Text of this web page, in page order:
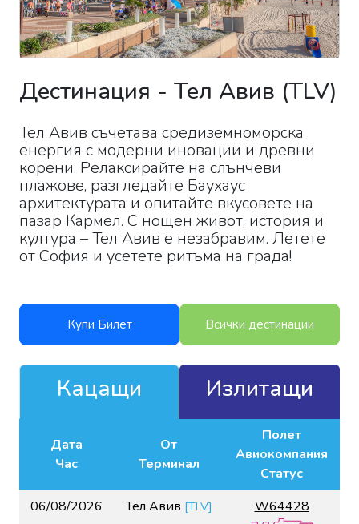
Дестинация - Тел Авив (TLV)
Тел Авив съчетава средиземноморска
енергия с модерни иновации и древни
корени. Релаксирайте на слънчеви
плажове, разгледайте Баухаус
архитектурата и опитайте вкусовете на
пазар Кармел. С нощен живот, история и
култура – Тел Авив е незабравим. Летете
от София и усетете ритъма на града!
Купи Билет Всички дестинации
Кацащи Излитащи
Дата
Час
От
Терминал
Полет
Авиокомпания
Статус
06/08/2026
Тел Авив [TLV] W64428